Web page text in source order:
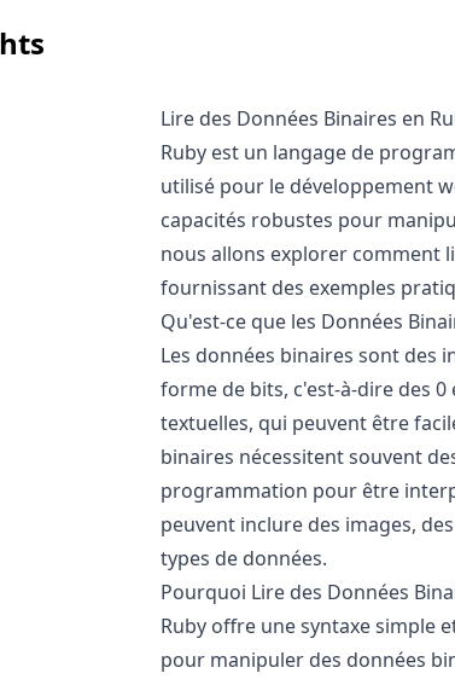
Lire des Données Binaires en
Ruby est un langage de
utilisé pour le développement
capacités robustes pour
nous allons explorer comment
fournissant des exemples
Qu'est-ce que les Données
Les données binaires sont des
forme de bits, c'est-à-dire des
textuelles, qui peuvent être
binaires nécessitent souvent
programmation pour être
peuvent inclure des images,
types de données.
Pourquoi Lire des Données
Ruby offre une syntaxe simple
pour manipuler des données